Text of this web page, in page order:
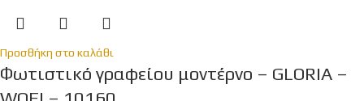
Προσθήκη στο καλάθι
Φωτιστικό γραφείου μοντέρνο – GLORIA –